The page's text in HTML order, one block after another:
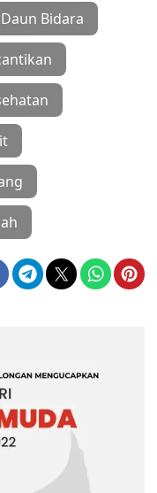
Bidara